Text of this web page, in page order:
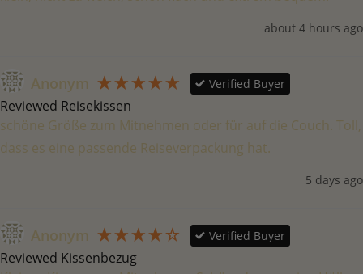
about 4 hours ago
Anonym Verified Buyer
Reviewed Reisekissen
schöne Größe zum Mitnehmen oder für auf die Couch. Toll,
dass es eine passende Reiseverpackung hat.
5 days ago
Anonym Verified Buyer
Reviewed Kissenbezug